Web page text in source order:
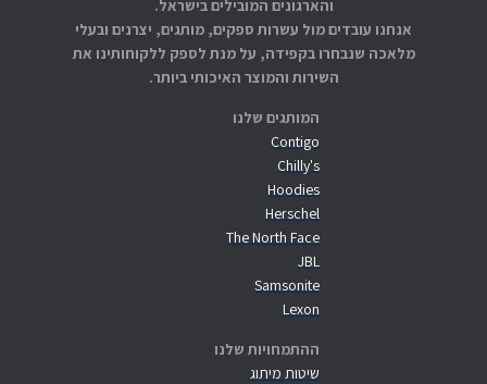
המותגים שלנו
Contigo
Chilly's
Hoodies
Herschel
The North Face
JBL
Samsonite
Lexon
ההתמחויות שלנו
שיטות מיתוג
והארגונים המובילים בישראל.
אנחנו עובדים מול עשרות ספקים, מותגים, יצרנים ובעלי
מלאכה שנבחרו בקפידה, על מנת לספק ללקוחותינו את
השירות והמוצר האיכותי ביותר.